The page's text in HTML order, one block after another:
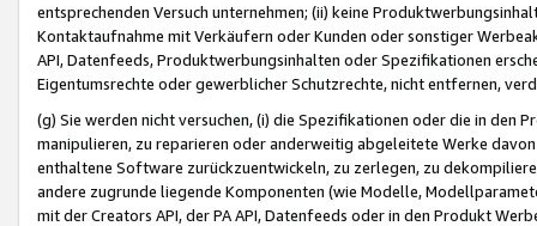
entsprechenden Versuch unternehmen; (ii) keine
Kontaktaufnahme mit Verkäufern oder Kunden oder sonstiger
API, Datenfeeds, Produktwerbungsinhalten oder Spezifikationen
Eigentumsrechte oder gewerblicher Schutzrechte, nicht entfernen,
(g) Sie werden nicht versuchen, (i) die Spezifikationen oder die in
manipulieren, zu reparieren oder anderweitig abgeleitete Werke
enthaltene Software zurückzuentwickeln, zu zerlegen, zu
andere zugrunde liegende Komponenten (wie Modelle,
mit der Creators API, der PA API, Datenfeeds oder in den Produkt